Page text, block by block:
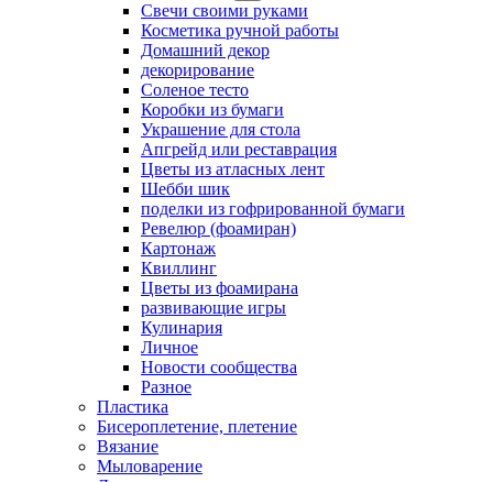
Свечи своими руками
Косметика ручной работы
Домашний декор
декорирование
Соленое тесто
Коробки из бумаги
Украшение для стола
Апгрейд или реставрация
Цветы из атласных лент
Шебби шик
поделки из гофрированной бумаги
Ревелюр (фоамиран)
Картонаж
Квиллинг
Цветы из фоамирана
развивающие игры
Кулинария
Личное
Новости сообщества
Разное
Пластика
Бисероплетение, плетение
Вязание
Мыловарение